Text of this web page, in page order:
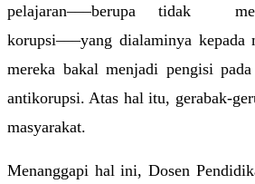
pelajaran–––berupa tidak
korupsi–––yang dialaminya kepada
mereka bakal menjadi pengisi
antikorupsi. Atas hal itu, gerabak-
masyarakat.
Menanggapi hal ini, Dosen